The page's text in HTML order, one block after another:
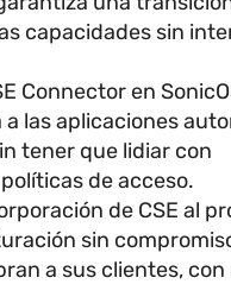
capacidades sin
Connector en
las aplicaciones
tener que lidiar con
de acceso.
de CSE al
sin
a sus clientes, con